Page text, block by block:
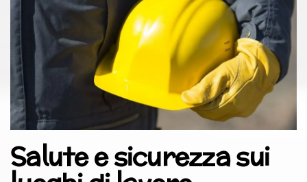
Salute e sicurezza sui